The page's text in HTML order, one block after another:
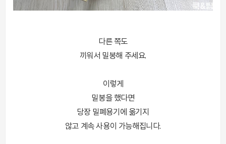
다른 쪽도
끼워서 밀봉해 주세요.
이렇게
밀봉을 했다면
당장 밀폐용기에 옮기지
않고 계속 사용이 가능해집니다.